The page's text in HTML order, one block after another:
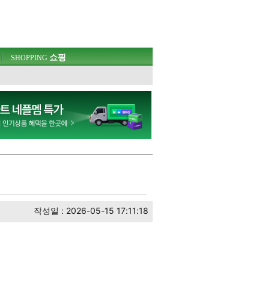
SHOPPING 쇼핑
작성일 : 2026-05-15 17:11:18